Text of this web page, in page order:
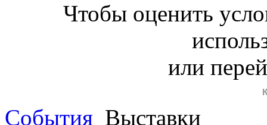
Чтобы оценить
или
События Выставки